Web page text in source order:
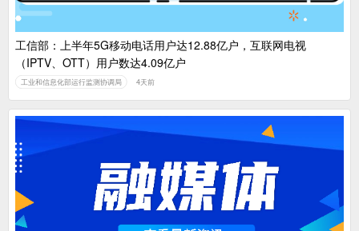
工信部：上半年5G移动电话用户达12.88亿户，互联网电视
（IPTV、OTT）用户数达4.09亿户
工业和信息化部运行监测协调局 4天前